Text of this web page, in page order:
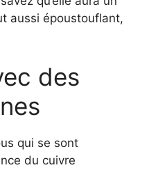
aussi époustouflant,
des
qui se sont
du cuivre